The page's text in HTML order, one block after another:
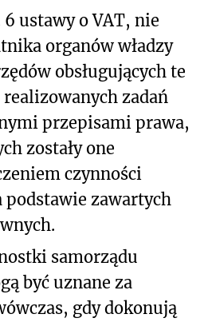
ustawy o VAT, nie
organów władzy
obsługujących te
zadań
przepisami prawa,
zostały one
czynności
podstawie zawartych
samorządu
być uznane za
gdy dokonują